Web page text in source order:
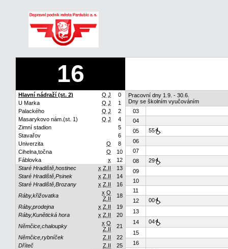
16
Hlavní nádraží (st. 2) Q J
0
U Marka
Q J
1
Palackého
Q J
2
Masarykovo nám.(st. 1)
Q J
4
Zimní stadion
5
Stavařov
6
Univerzita
Q
8
Cihelna,točna
Q
10
Fáblovka
x
12
Staré Hradiště,hostinec
x Z.II
13
Staré Hradiště,Psinek
x Z.II
14
Staré Hradiště,Brozany
x Z.II
16
Ráby,křižovatka
x Q
Z.II
18
Ráby,prodejna
x Z.II
19
Ráby,Kunětická hora
x Z.II
20
Němčice,chaloupky
x Q
Z.II
21
Němčice,rybníček
Z.II
22
Dříteč
Z.II 25
Pracovní dny 1.9. - 30.6.
Dny se školním vyučováním
03
04
05
55
06
07
08
29
09
10
11
12
00
13
14
04
15
16